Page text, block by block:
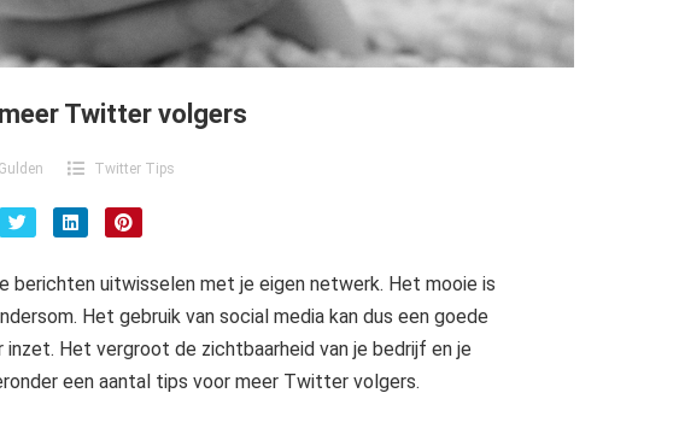
Twitter volgers
Twitter Tips
berichten uitwisselen met je eigen netwerk. Het mooie is
Het gebruik van social media kan dus een goede
Het vergroot de zichtbaarheid van je bedrijf en je
een aantal tips voor meer Twitter volgers.